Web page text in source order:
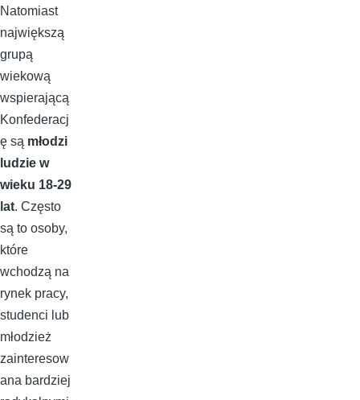
Natomiast
największą
grupą
wiekową
wspierającą
Konfederacj
ę są młodzi
ludzie w
wieku 18-29
lat. Często
są to osoby,
które
wchodzą na
rynek pracy,
studenci lub
młodzież
zainteresow
ana bardziej